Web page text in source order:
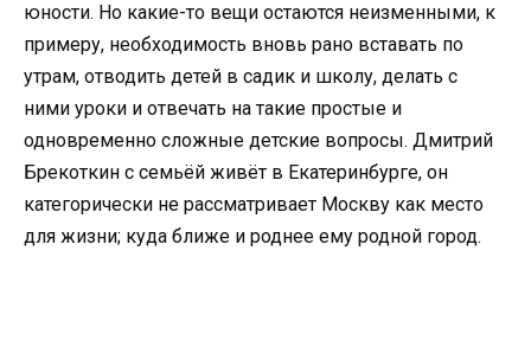
юности. Но какие-то вещи остаются неизменными, к
примеру, необходимость вновь рано вставать по
утрам, отводить детей в садик и школу, делать с
ними уроки и отвечать на такие простые и
одновременно сложные детские вопросы. Дмитрий
Брекоткин с семьёй живёт в Екатеринбурге, он
категорически не рассматривает Москву как место
для жизни; куда ближе и роднее ему родной город.